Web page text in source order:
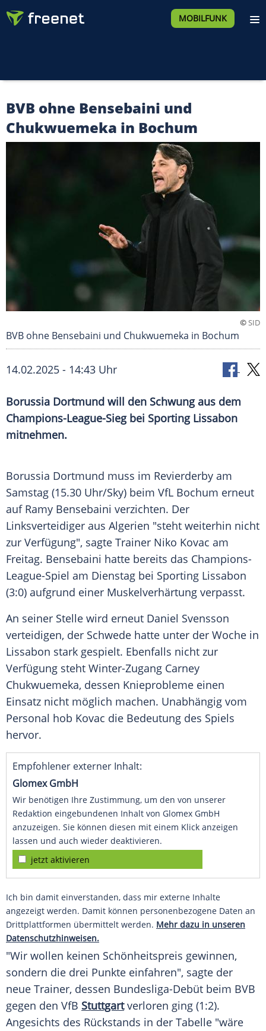
MOBILFUNK
BVB ohne Bensebaini und
Chukwuemeka in Bochum
©SID
BVB ohne Bensebaini und Chukwuemeka in Bochum
14.02.2025 - 14:43 Uhr
Borussia Dortmund will den Schwung aus dem
Champions-League-Sieg bei Sporting Lissabon
mitnehmen.
Borussia Dortmund muss im Revierderby am
Samstag (15.30 Uhr/Sky) beim VfL Bochum erneut
auf Ramy Bensebaini verzichten. Der
Linksverteidiger aus Algerien "steht weiterhin nicht
zur Verfügung", sagte Trainer Niko Kovac am
Freitag. Bensebaini hatte bereits das Champions-
League-Spiel am Dienstag bei Sporting Lissabon
(3:0) aufgrund einer Muskelverhärtung verpasst.
An seiner Stelle wird erneut Daniel Svensson
verteidigen, der Schwede hatte unter der Woche in
Lissabon stark gespielt. Ebenfalls nicht zur
Verfügung steht Winter-Zugang Carney
Chukwuemeka, dessen Knieprobleme einen
Einsatz nicht möglich machen. Unabhängig vom
Personal hob Kovac die Bedeutung des Spiels
hervor.
Empfohlener externer Inhalt:
Glomex GmbH
Wir benötigen Ihre Zustimmung, um den von unserer
Redaktion eingebundenen Inhalt von Glomex GmbH
anzuzeigen. Sie können diesen mit einem Klick anzeigen
lassen und auch wieder deaktivieren.
jetzt aktivieren
Ich bin damit einverstanden, dass mir externe Inhalte
angezeigt werden. Damit können personenbezogene Daten an
Drittplattformen übermittelt werden. Mehr dazu in unseren
Datenschutzhinweisen.
"Wir wollen keinen Schönheitspreis gewinnen,
sondern die drei Punkte einfahren", sagte der
neue Trainer, dessen Bundesliga-Debüt beim BVB
gegen den VfB Stuttgartverloren ging (1:2).
Angesichts des Rückstands in der Tabelle "wäre